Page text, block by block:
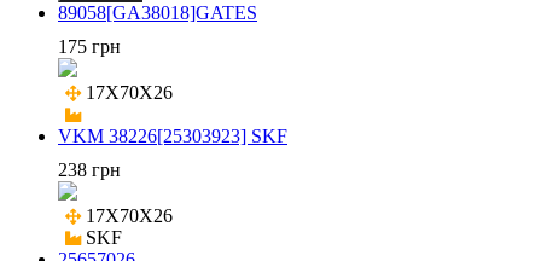
89058[GA38018]GATES
175 грн
17X70X26
VKM 38226[25303923] SKF
238 грн
17X70X26
SKF